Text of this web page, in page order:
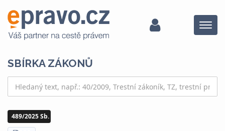
Menu
SBÍRKA ZÁKONŮ
489/2025 Sb.